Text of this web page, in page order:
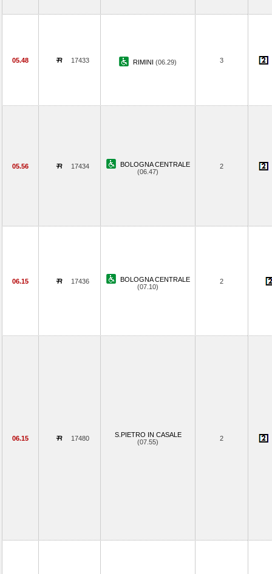
05.48 17433 RIMINI (06.29) 3
05.56 17434
BOLOGNA CENTRALE
(06.47)
2
06.15 17436
BOLOGNA CENTRALE
(07.10)
2
06.15 17480
S.PIETRO IN CASALE
(07.55)
2